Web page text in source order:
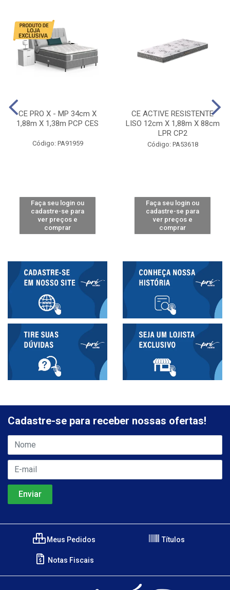
CE PRO X - MP 34cm X
1,88m X 1,38m PCP CES
Código: PA91959
Faça seu login ou
cadastre-se para
ver preços e
comprar
CE ACTIVE RESISTENTE
LISO 12cm X 1,88m X 88cm
LPR CP2
Código: PA53618
Faça seu login ou
cadastre-se para
ver preços e
comprar
Cadastre-se para receber nossas ofertas!
Meus Pedidos Títulos
Notas Fiscais